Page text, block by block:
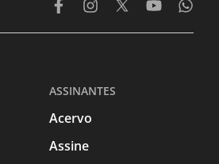
ASSINANTES
Acervo
Assine